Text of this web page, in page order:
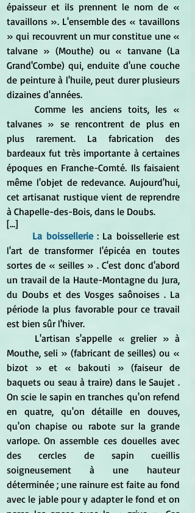
épaisseur et ils prennent le nom de «
tavaillons ». L'ensemble des « tavaillons
» qui recouvrent un mur constitue une «
talvane » (Mouthe) ou « tanvane (La
Grand'Combe) qui, enduite d'une couche
de peinture à l'huile, peut durer plusieurs
dizaines d'années.
	Comme les anciens toits, les «
talvanes » se rencontrent de plus en
plus rarement. La fabrication des
bardeaux fut très importante à certaines
époques en Franche-Comté. Ils faisaient
même l'objet de redevance. Aujourd'hui,
cet artisanat rustique vient de reprendre
à Chapelle-des-Bois, dans le Doubs.
[...]
La boissellerie : La boissellerie est
l'art de transformer l'épicéa en toutes
sortes de « seilles » . C'est donc d'abord
un travail de la Haute-Montagne du Jura,
du Doubs et des Vosges saônoises . La
période la plus favorable pour ce travail
est bien sûr l'hiver.
Mouthe, seli » (fabricant de seilles) ou «
bizot » et « bakouti » (faiseur de
baquets ou seau à traire) dans le Saujet .
On scie le sapin en tranches qu'on refend
en quatre, qu'on détaille en douves,
qu'on chapise ou rabote sur la grande
varlope. On assemble ces douelles avec
des cercles de sapin cueillis
soigneusement à une hauteur
déterminée ; une rainure est faite au fond
avec le jable pour y adapter le fond et on